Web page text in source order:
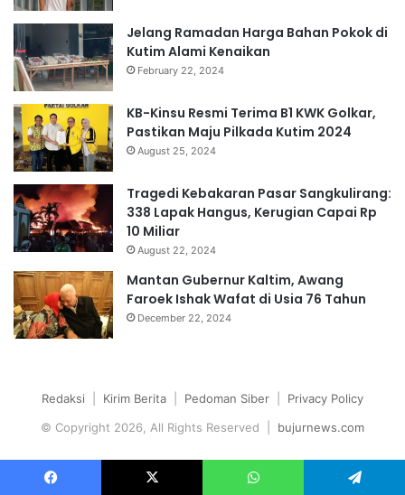
Jelang Ramadan Harga Bahan Pokok di
Kutim Alami Kenaikan
February 22, 2024
KB-Kinsu Resmi Terima B1 KWK Golkar,
Pastikan Maju Pilkada Kutim 2024
August 25, 2024
Tragedi Kebakaran Pasar Sangkulirang:
338 Lapak Hangus, Kerugian Capai Rp
10 Miliar
August 22, 2024
Mantan Gubernur Kaltim, Awang
Faroek Ishak Wafat di Usia 76 Tahun
December 22, 2024
Redaksi Kirim Berita Pedoman Siber
Privacy Policy
© Copyright 2026, All Rights Reserved | bujurnews.com